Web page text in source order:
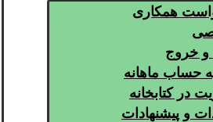
همکاری
و خروج
حساب ماهانه
در کتابخانه
و پیشنهادات